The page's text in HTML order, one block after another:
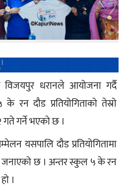
धरानले आयोजना गर्दै
रन दौड प्रतियोगिताको तेस्रो
गर्ने भएको छ ।
यसपालि दौड प्रतियोगितामा
जनाएको छ । अन्तर स्कुल ५ के रन
।